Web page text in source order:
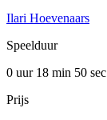
Ilari Hoevenaars
Speelduur
0 uur 18 min 50 sec
Prijs